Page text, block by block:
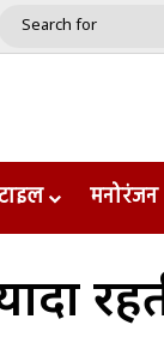
Play
मनोरंजन